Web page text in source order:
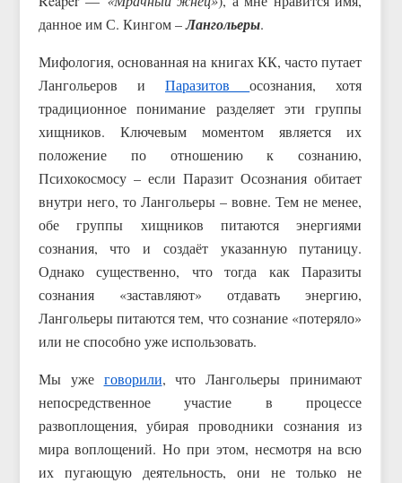
данное им С. Кингом –Лангольеры.
Мифология, основанная на книгах КК, часто путает
Лангольеров и Паразитовосознания, хотя
традиционное понимание разделяет эти группы
хищников. Ключевым моментом является их
положение по отношению к сознанию,
Психокосмосу – если Паразит Осознания обитает
внутри него, то Лангольеры – вовне. Тем не менее,
обе группы хищников питаются энергиями
сознания, что и создаёт указанную путаницу.
Однако существенно, что тогда как Паразиты
сознания «заставляют» отдавать энергию,
Лангольеры питаются тем, что сознание «потеряло»
или не способно уже использовать.
Мы уже говорили, что Лангольеры принимают
непосредственное участие в процессе
развоплощения, убирая проводники сознания из
мира воплощений. Но при этом, несмотря на всю
их пугающую деятельность, они не только не